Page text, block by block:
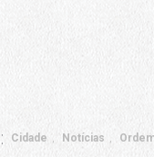
Cidade Notícias